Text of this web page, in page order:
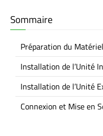
Sommaire
Préparation du
Installation de l’Unité
Installation de l’Unité
Connexion et Mise en